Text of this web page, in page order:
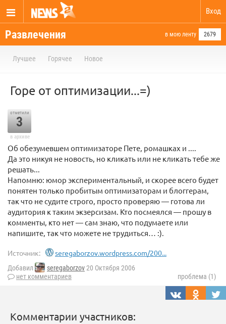
Вход
Развлечения в мою ленту 2679
Лучшее Горячее Новое
Горе от оптимизации...=)
отметили
3
в архиве
Об обезумевшем оптимизаторе Пете, ромашках и ....
Да это никуя не новость, но кликать или не кликать тебе же
решать...
Напомню: юмор экспериментальный, и скорее всего будет
понятен только пробитым оптимизаторам и блоггерам,
так что не судите строго, просто проверяю — готова ли
аудитория к таким экзерсизам. Кто посмеялся — прошу в
комменты, кто нет — сам знаю, что подумаете или
напишите, так что можете не трудиться… :).
Источник: seregaborzov.wordpress.com/200...
Добавил seregaborzov20 Октября 2006
нет комментариев
проблема (1)
Комментарии участников: